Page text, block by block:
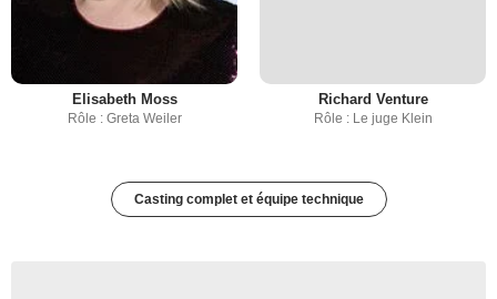
Elisabeth Moss
Rôle : Greta Weiler
Richard Venture
Rôle : Le juge Klein
Casting complet et équipe technique